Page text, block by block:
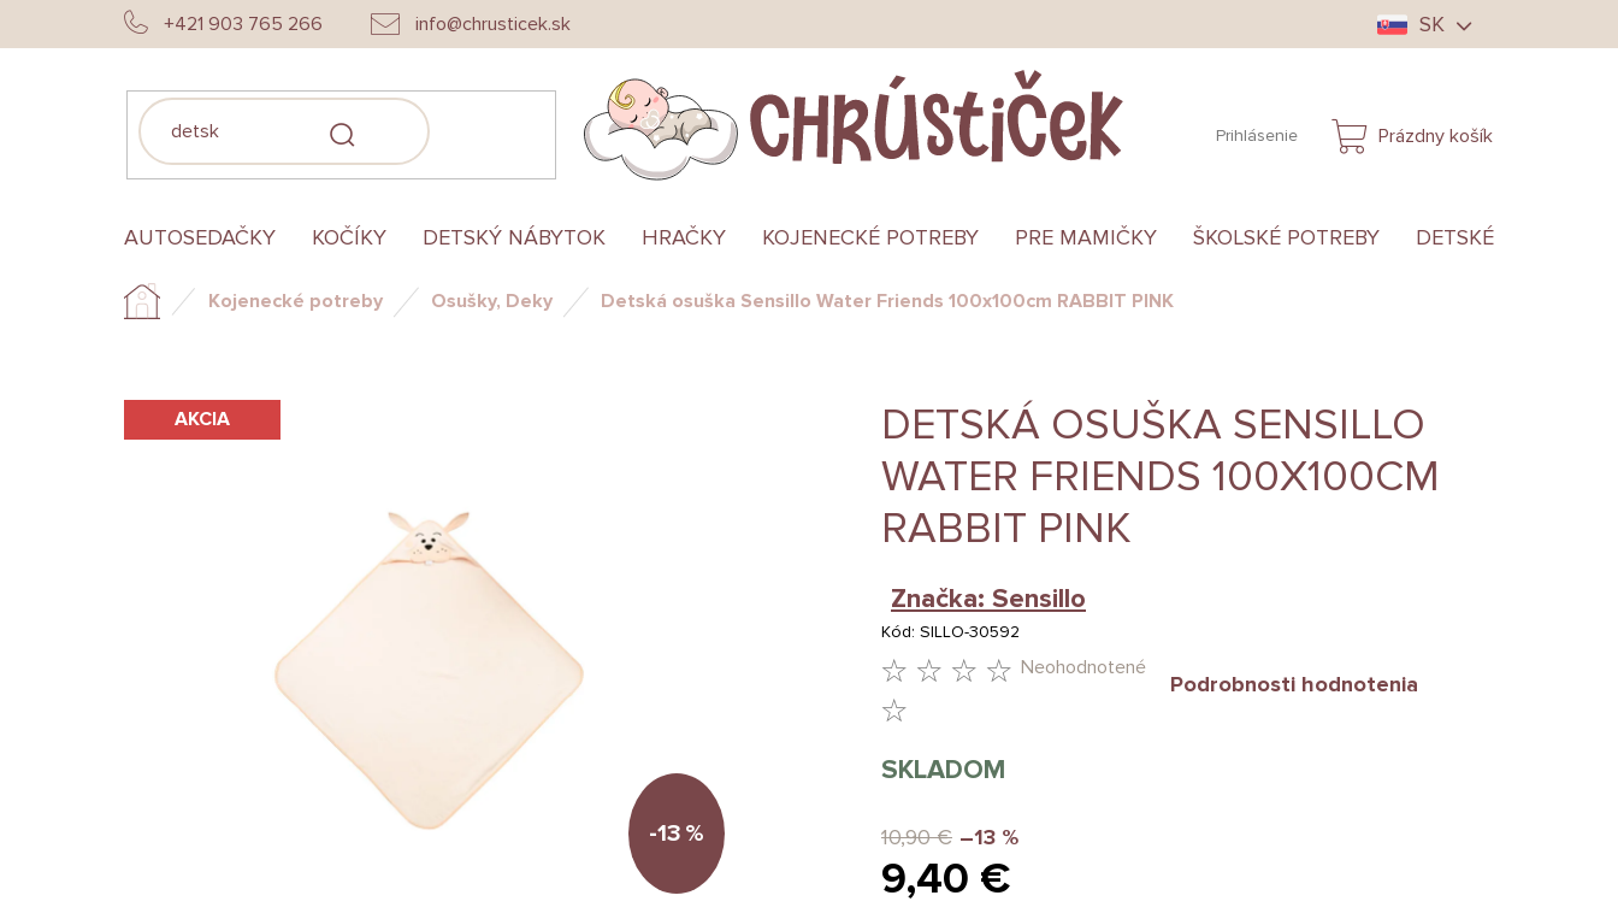
+421 903 765 266 info@chrusticek.sk SK
HĽADAŤ Prihlásenie
NÁKUPNÝ
Prázdny košík
AUTOSEDAČKY KOČÍKY DETSKÝ NÁBYTOK HRAČKY KOJENECKÉ POTREBY PRE MAMIČKY ŠKOLSKÉ POTREBY DETSKÉ OBLEČENIE
DomovKojenecké potreby Osušky, Deky Detská osuška Sensillo Water Friends 100x100cm RABBIT PINK
AKCIA
-13 %
DETSKÁ OSUŠKA SENSILLO
WATER FRIENDS 100X100CM
RABBIT PINK
HODNOTENIE
JE
0,0
Neohodnotené
Podrobnosti hodnotenia
Kód: SILLO-30592
Značka: Sensillo
SKLADOM
10,90 € –13 %
9,40 €